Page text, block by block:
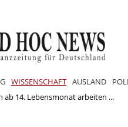
WISSENSCHAFT AUSLAND
ab 14. Lebensmonat arbeiten ...